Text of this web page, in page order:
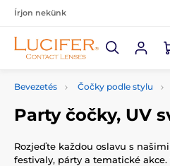
Írjon nekünk
Bevezetés Čočky podle stylu
Party čočky, UV
Rozjeďte každou oslavu s
festivaly, párty a tematické